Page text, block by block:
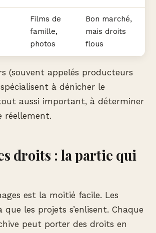
Films de
famille,
photos
Bon marché,
mais droits
flous
(souvent appelés producteurs
spécialisent à dénicher le
aussi important, à déterminer
réellement.
droits : la partie qui
est la moitié facile. Les
que les projets s’enlisent. Chaque
peut porter des droits en